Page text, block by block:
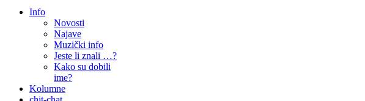
Info
Novosti
Najave
Muzički info
Jeste li znali …?
Kako su dobili
ime?
Kolumne